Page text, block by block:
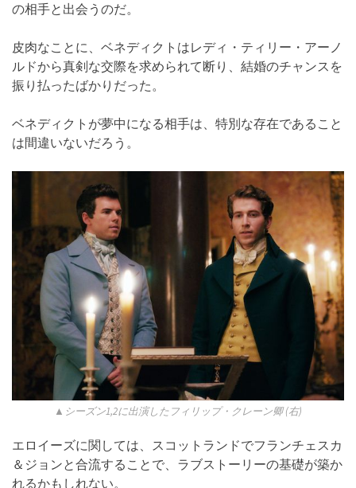
の相手と出会うのだ。
皮肉なことに、ベネディクトはレディ・ティリー・アーノ
ルドから真剣な交際を求められて断り、結婚のチャンスを
振り払ったばかりだった。
ベネディクトが夢中になる相手は、特別な存在であること
は間違いないだろう。
▲シーズン1,2に出演したフィリップ・クレーン卿 (右)
エロイーズに関しては、スコットランドでフランチェスカ
＆ジョンと合流することで、ラブストーリーの基礎が築か
れるかもしれない。